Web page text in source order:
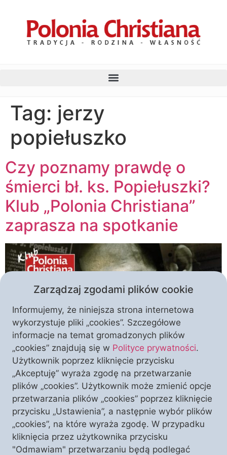
Tag: jerzy
popiełuszko
Czy poznamy prawdę o
śmierci bł. ks. Popiełuszki?
Klub „Polonia Christiana”
zaprasza na spotkanie
„Zniszczyć księdza” – to tytuł książki autorstwa red.
Piotra Litki, która skupia się wokół zbrodni
popełnionej na kapelanie „Solidarności”,
błogosławionym księdzu Jerzym Popiełuszko. To
zarazem tytuł spotkania w Warszawie, na które już
teraz serdecznie Państwa zapraszamy. Jeśli jest
ktoś, kto może przybliżyć nas do poznania prawdy o
śmierci księdza Jerzego, to jest to właśnie gość […]
Zarządzaj zgodami plików cookie
Informujemy, że niniejsza strona internetowa
wykorzystuje pliki „cookies”. Szczegółowe
informacje na temat gromadzonych plików
„cookies” znajdują się w Polityce prywatności.
Użytkownik poprzez kliknięcie przycisku
„Akceptuję” wyraża zgodę na przetwarzanie
plików „cookies”. Użytkownik może zmienić opcje
przetwarzania plików „cookies” poprzez kliknięcie
przycisku „Ustawienia”, a następnie wybór plików
„cookies”, na które wyraża zgodę. W przypadku
kliknięcia przez użytkownika przycisku
"Odmawiam" przetwarzaniu będą podlegać